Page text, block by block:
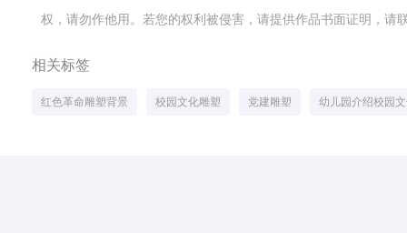
权，请勿作他用。若您的权利被侵害，请提供作品书面证明，请
相关标签
红色革命雕塑背景 校园文化雕塑 党建雕塑 幼儿园介绍校园